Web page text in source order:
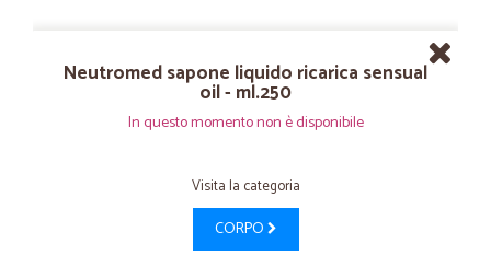
Neutromed sapone liquido ricarica sensual
oil - ml.250
In questo momento non è disponibile
Visita la categoria
CORPO